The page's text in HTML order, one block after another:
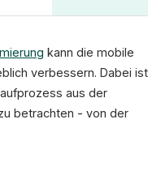
kann die mobile
verbessern. Dabei ist
aus der
betrachten - von der